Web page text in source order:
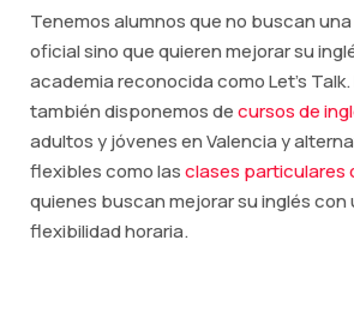
Tenemos alumnos que no buscan
oficial sino que quieren mejorar su
academia reconocida como Let's
también disponemos decursos de
adultos y jóvenes en Valencia y
flexibles como lasclases particulares
quienes buscan mejorar su inglés con
flexibilidad horaria.